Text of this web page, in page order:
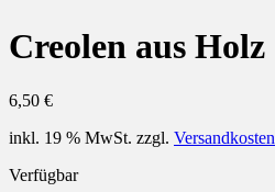
Creolen aus Holz
6,50 €
inkl. 19 % MwSt. zzgl. Versandkosten
Verfügbar